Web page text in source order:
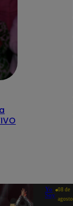
Yo
Soy
08 de
agosto